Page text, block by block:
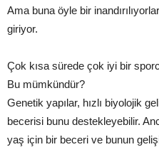
Ama buna öyle bir
giriyor.
Çok kısa sürede çok iyi bir
Bu mümkündür?
Genetik yapılar, hızlı biyolojik
becerisi bunu destekleyebilir.
yaş için bir beceri ve bunun